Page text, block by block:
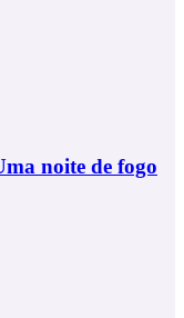
noite de fogo